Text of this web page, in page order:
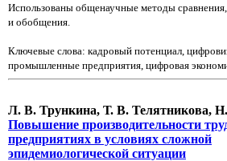
Использованы общенаучные методы сравнения,
и обобщения.
Ключевые слова: кадровый потенциал,
промышленные предприятия, цифровая
Л. В. Трункина, Т. В. Телятникова,
Повышение производительности
предприятиях в условиях сложной
эпидемиологической ситуации